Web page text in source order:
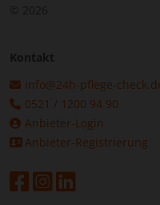
© 2026
Kontakt
info@24h-pflege-
0521 / 1200 94 90
Anbieter-Login
Anbieter-Registrierung